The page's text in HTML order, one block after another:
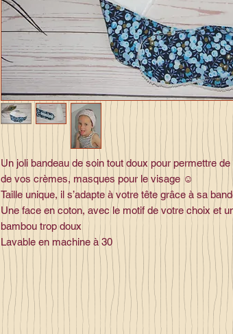
Un joli bandeau de soin tout doux pour permettre
de vos crèmes, masques pour le visage ☺️
Taille unique, il s’adapte à votre tête grâce à sa
Une face en coton, avec le motif de votre choix et
bambou trop doux
Lavable en machine à 30